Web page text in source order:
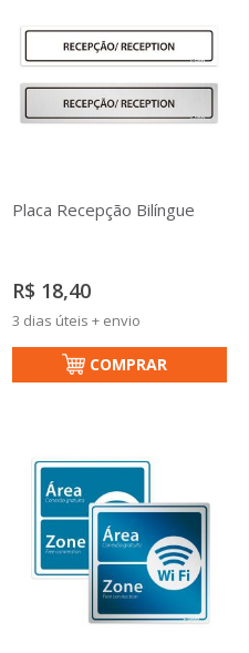
Placa Recepção Bilíngue
R$ 18,40
3 dias úteis + envio
COMPRAR